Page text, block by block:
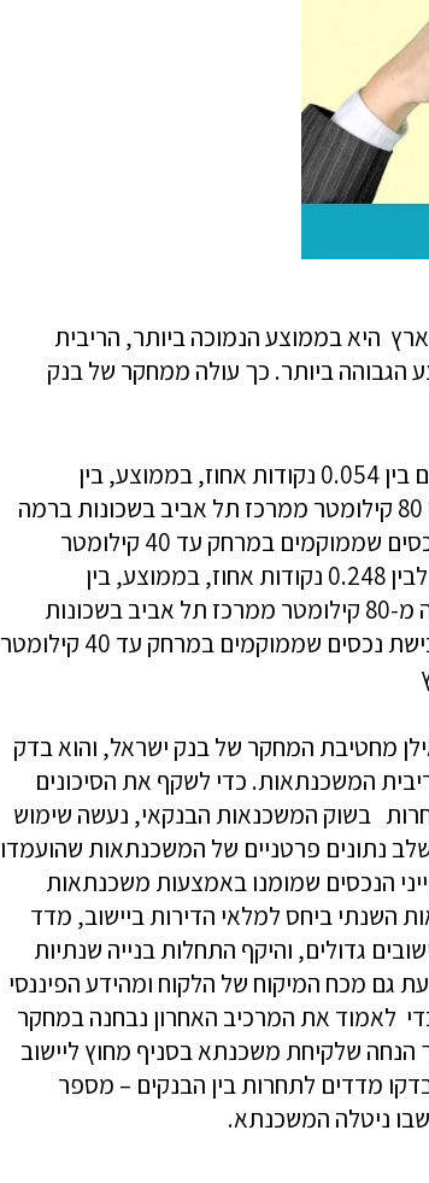
היא בממוצע הנמוכה ביותר, הריבית
הגבוהה ביותר. כך עולה ממחקר של בנק
עוד עוללה מהממצאים כי הפרשי הריביות הנאמדים נעים בין 0.054 נקודות אחוז, בממוצע, בין
המשכנתאות לרכישת נכסים שממוקמים במרחק 40 עד 80 קילומטר ממרכז תל אביב בשכונות ברמה
סוציואקונומית גבוהה בהשוואה למשכנתאות לרכישת נכסים שממוקמים במרחק עד 40 קילומטר
ממרכז תל אביב בשכונות ברמה סוציואקונומית גבוהה, לבין 0.248 נקודות אחוז, בממוצע, בין
המשכנתאות לרכישת נכסים שממוקמים במרחק למעלה מ-80 קילומטר ממרכז תל אביב בשכונות
ברמה סוציואקונומית נמוכה בהשוואה למשכנתאות לרכישת נכסים שממוקמים במרחק עד 40 קילומטר
מחטיבת המחקר של בנק ישראל, והוא בדק
המשכנתאות. כדי לשקף את הסיכונים
בשוק המשכנאות הבנקאי, נעשה שימוש
יותר מ-80 אלף תצפיות, ומשלב נתונים פרטניים של המשכנתאות שהועמדו
בשנים 2010—2013 וכן מאפייני הנכסים שמומנו באמצעות משכנתאות
השנתי ביחס למלאי הדירות ביישוב, מדד
גדולים, והיקף התחלות בנייה שנתיות
גם מכח המיקוח של הלקוח ומהידע הפיננסי
לאמוד את המרכיב האחרון נבחנה במחקר
שלקיחת משכנתא בסניף מחוץ ליישוב
מדדים לתחרות בין הבנקים – מספר
שבו ניטלה המשכנתא.